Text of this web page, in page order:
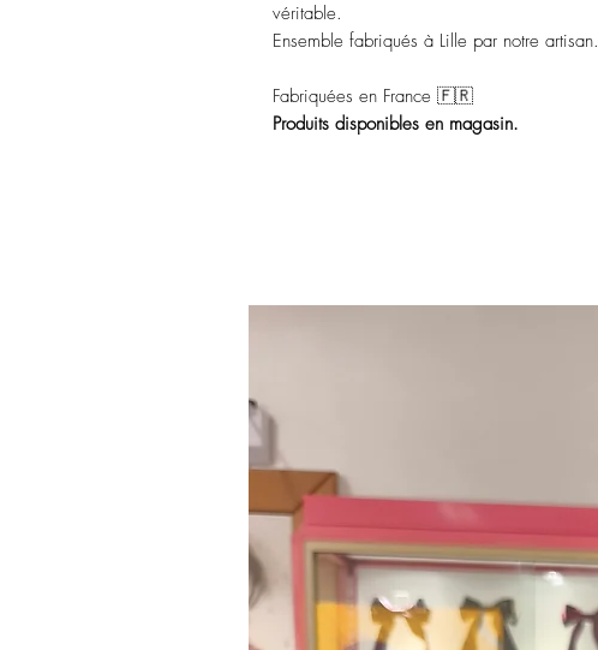
véritable.
Ensemble fabriqués à Lille par notre artisan.
Fabriquées en France 🇫🇷
Produits disponibles en magasin.